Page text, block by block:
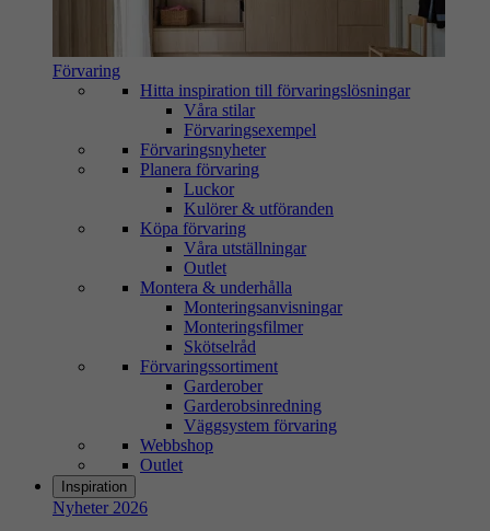
Förvaring
Hitta inspiration till förvaringslösningar
Våra stilar
Förvaringsexempel
Förvaringsnyheter
Planera förvaring
Luckor
Kulörer & utföranden
Köpa förvaring
Våra utställningar
Outlet
Montera & underhålla
Monteringsanvisningar
Monteringsfilmer
Skötselråd
Förvaringssortiment
Garderober
Garderobsinredning
Väggsystem förvaring
Webbshop
Outlet
Inspiration
Nyheter 2026